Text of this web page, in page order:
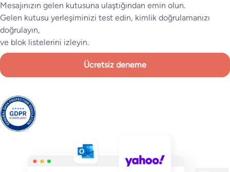
Mesajınızın gelen kutusuna ulaştığından emin olun.
Gelen kutusu yerleşiminizi test edin, kimlik doğrulamanızı
doğrulayın,
ve blok listelerini izleyin.
Ücretsiz deneme